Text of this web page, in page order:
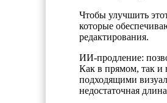
Чтобы улучшить
которые
редактирования.
ИИ-продление:
Как в прямом, так и
подходящими
недостаточная